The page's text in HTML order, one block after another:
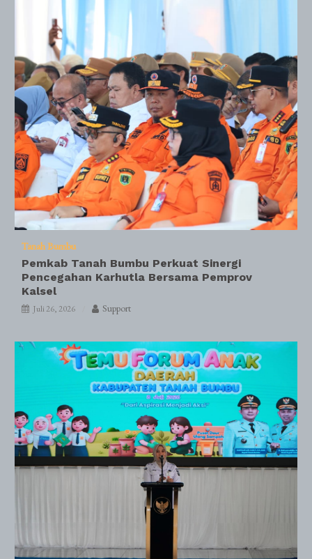
Tanah Bumbu
Pemkab Tanah Bumbu Perkuat Sinergi
Pencegahan Karhutla Bersama Pemprov
Kalsel
Juli 26, 2026 Support